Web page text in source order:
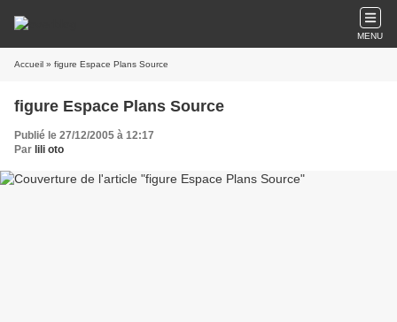
MENU
Accueil » figure Espace Plans Source
figure Espace Plans Source
Publié le 27/12/2005 à 12:17
Par lili oto